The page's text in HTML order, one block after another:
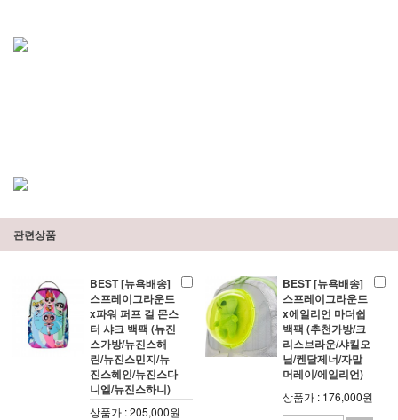
관련상품
BEST [뉴욕배송]
스프레이그라운드
x파워 퍼프 걸 몬스
터 샤크 백팩 (뉴진
스가방/뉴진스해
린/뉴진스민지/뉴
진스혜인/뉴진스다
니엘/뉴진스하니)
상품가 : 205,000원
BEST [뉴욕배송]
스프레이그라운드
x에일리언 마더쉽
백팩 (추천가방/크
리스브라운/샤킬오
닐/켄달제너/자말
머레이/에일리언)
상품가 : 176,000원